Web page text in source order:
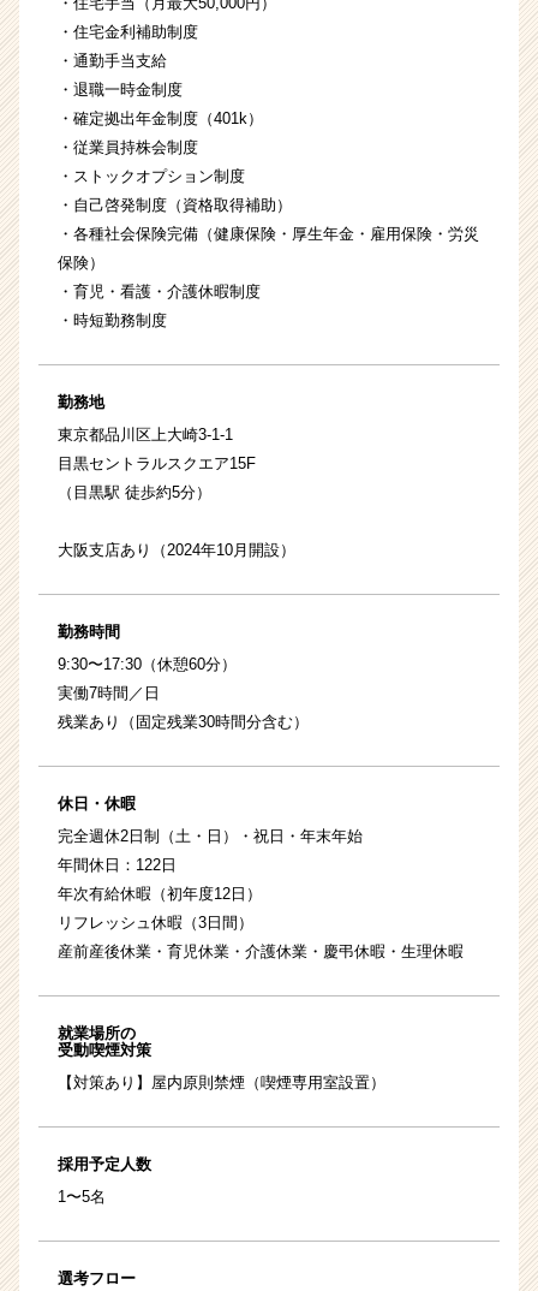
・住宅金利補助制度
・通勤手当支給
・退職一時金制度
・確定拠出年金制度（401k）
・従業員持株会制度
・ストックオプション制度
・自己啓発制度（資格取得補助）
・各種社会保険完備（健康保険・厚生年金・雇用保険・労災
保険）
・育児・看護・介護休暇制度
・時短勤務制度
勤務地
東京都品川区上大崎3-1-1
目黒セントラルスクエア15F
（目黒駅 徒歩約5分）
大阪支店あり（2024年10月開設）
勤務時間
9:30〜17:30（休憩60分）
実働7時間／日
残業あり（固定残業30時間分含む）
休日・休暇
完全週休2日制（土・日）・祝日・年末年始
年間休日：122日
年次有給休暇（初年度12日）
リフレッシュ休暇（3日間）
産前産後休業・育児休業・介護休業・慶弔休暇・生理休暇
就業場所の
受動喫煙対策
【対策あり】屋内原則禁煙（喫煙専用室設置）
採用予定人数
1〜5名
選考フロー